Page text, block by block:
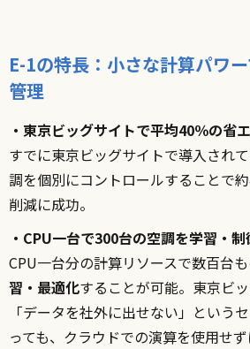
E-1の特長：小さな計算パワ
管理
・東京ビッグサイトで平均40％の省
すでに東京ビッグサイトで導入され
調を個別にコントロールすることで
削減に成功。
・CPU一台で300台の空調を学習・制
CPU一台分の計算リソースで数百台
習・最適化することが可能。東京ビ
「データを社外に出せない」という
っても、クラウドでの演算を使用せ